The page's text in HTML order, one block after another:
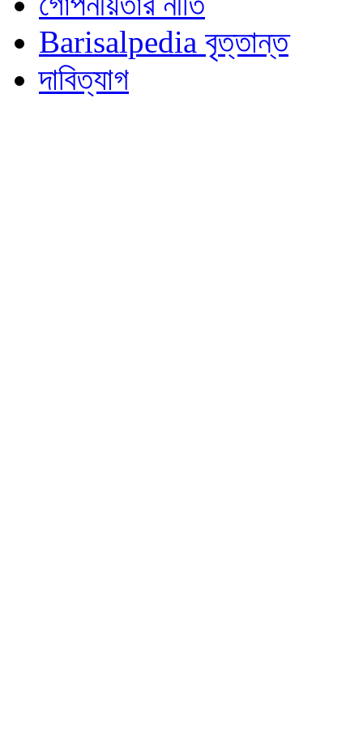
Barisalpedia বৃত্তান্ত
দাবিত্যাগ